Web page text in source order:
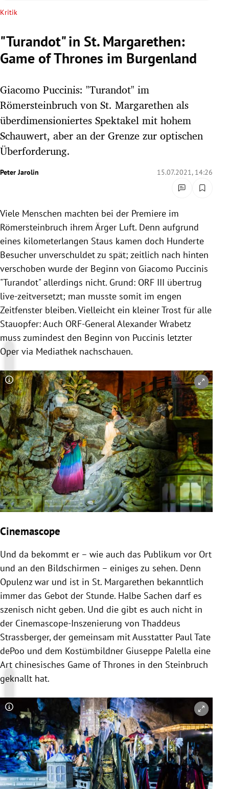
Untermenü
Untermenü
Untermenü
Untermenü
Untermenü
Untermenü
Untermenü
Kritik
"Turandot" in St. Margarethen:
Game of Thrones im Burgenland
Giacomo Puccinis: "Turandot" im
Römersteinbruch von St. Margarethen als
überdimensioniertes Spektakel mit hohem
Schauwert, aber an der Grenze zur optischen
Überforderung.
Peter Jarolin 15.07.2021, 14:26
Viele Menschen machten bei der Premiere im
Römersteinbruch ihrem Ärger Luft. Denn aufgrund
eines kilometerlangen Staus kamen doch Hunderte
Besucher unverschuldet zu spät; zeitlich nach hinten
verschoben wurde der Beginn von Giacomo Puccinis
"Turandot" allerdings nicht. Grund: ORF III übertrug
live-zeitversetzt; man musste somit im engen
Zeitfenster bleiben. Vielleicht ein kleiner Trost für alle
Stauopfer: Auch ORF-General Alexander Wrabetz
muss zumindest den Beginn von Puccinis letzter
Oper via Mediathek nachschauen.
Copyright-Hinweis öffnen/schließen
Cinemascope
Und da bekommt er – wie auch das Publikum vor Ort
und an den Bildschirmen – einiges zu sehen. Denn
Opulenz war und ist in St. Margarethen bekanntlich
immer das Gebot der Stunde. Halbe Sachen darf es
szenisch nicht geben. Und die gibt es auch nicht in
der Cinemascope-Inszenierung von Thaddeus
Strassberger, der gemeinsam mit Ausstatter Paul Tate
dePoo und dem Kostümbildner Giuseppe Palella eine
Art chinesisches Game of Thrones in den Steinbruch
geknallt hat.
Copyright-Hinweis öffnen/schließen